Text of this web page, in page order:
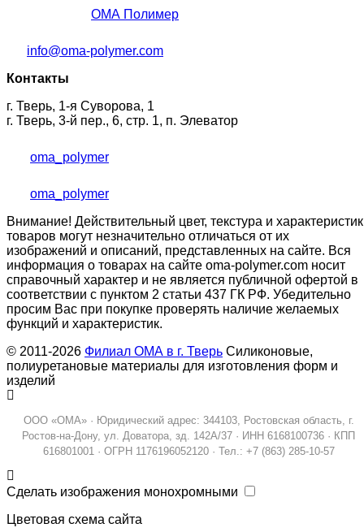
ОМА Полимер
info@oma-polymer.com
Контакты
г. Тверь, 1-я Суворова, 1
г. Тверь, 3-й пер., 6, стр. 1, п. Элеватор
oma_polymer
oma_polymer
Внимание! Действительный цвет, текстура и
товаров могут незначительно отличаться от их
изображений и описаний, представленных на сайте. Вся
информация о товарах на сайте oma-polymer.com носит
справочный характер и не является публичной офертой в
соответствии с пунктом 2 статьи 437 ГК РФ. Убедительно
просим Вас при покупке проверять наличие желаемых
функций и характеристик.
© 2011-2026 Филиал ОМА в г. Тверь Силиконовые,
полиуретановые материалы для изготовления форм и
изделий
ООО «ОМА» · Юридический адрес: 344103, Ростовская область, г.
Ростов-на-Дону, ул. Доватора, зд. 142А/37 · ИНН 6168100736 · КПП
616801001 · ОГРН 1176196052120 · Тел.: +7 (863) 285-10-57
Сделать изображения монохромными
Цветовая схема сайта